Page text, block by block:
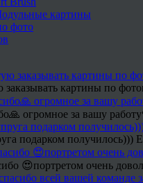
картины
фото
заказывать картины по
огромное за вашу
подарком получилось)))
😍портретом очень